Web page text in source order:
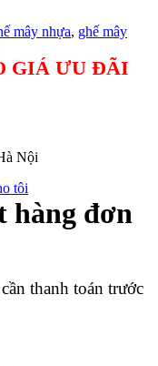
mây nhựa, ghế mây
GIÁ ƯU ĐÃI
Nội
tôi
hàng đơn
thanh toán trước